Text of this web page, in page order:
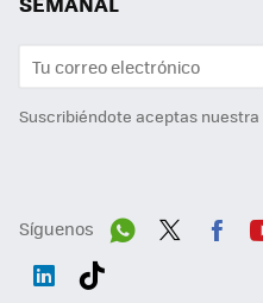
Suscribiéndote aceptas nuestra
Síguenos